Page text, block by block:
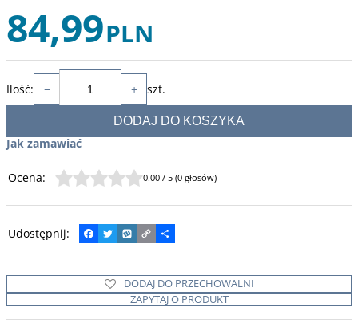
84,99PLN
Ilość: − + szt.
DODAJ DO KOSZYKA
Jak zamawiać
Ocena: 0.00 / 5 (0 głosów)
Udostępnij:
F
a
c
e
o
o
k
T
w
i
t
t
e
r
W
y
k
o
p
C
o
p
y
L
i
n
k
P
o
d
z
i
e
l
s
DODAJ DO PRZECHOWALNI
ZAPYTAJ O PRODUKT